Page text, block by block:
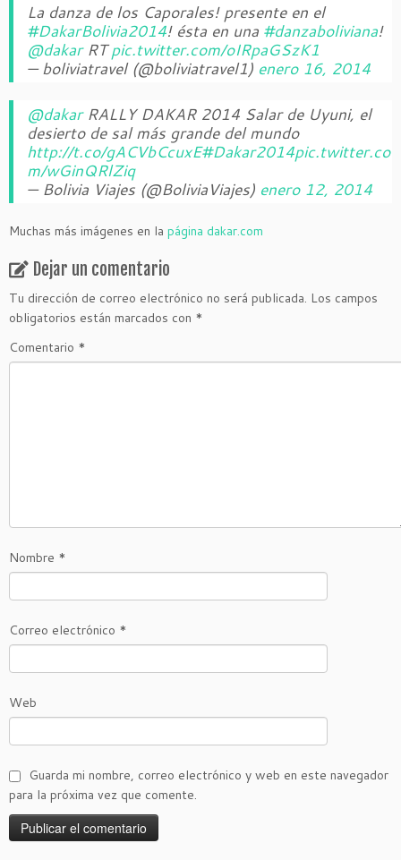
La danza de los Caporales! presente en el
#DakarBolivia2014! ésta en una #danzaboliviana!
@dakarRTpic.twitter.com/oIRpaGSzK1
— boliviatravel (@boliviatravel1) enero 16, 2014
@dakarRALLY DAKAR 2014 Salar de Uyuni, el
desierto de sal más grande del mundo
http://t.co/gACVbCcuxE#Dakar2014pic.twitter.co
m/wGinQRlZiq
— Bolivia Viajes (@BoliviaViajes) enero 12, 2014
Muchas más imágenes en la página dakar.com
Dejar un comentario
Tu dirección de correo electrónico no será publicada. Los campos
obligatorios están marcados con *
Comentario *
Nombre *
Correo electrónico *
Web
Guarda mi nombre, correo electrónico y web en este navegador
para la próxima vez que comente.